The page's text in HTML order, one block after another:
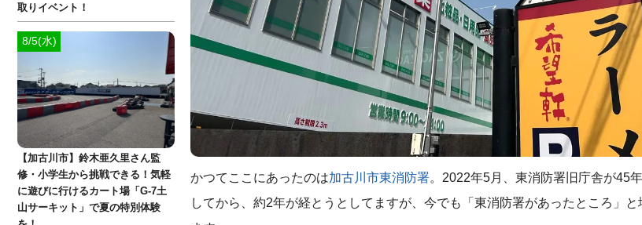
かつてここにあったのは加古川市東消防署。2022年5月、東消防署旧庁舎が45
してから、約2年が経とうとしてますが、今でも「東消防署があったところ」と
取りイベント！
8/5(水)
【加古川市】鈴木亜久里さん監
修・小学生から挑戦できる！気軽
に遊びに行けるカート場「G-7土
山サーキット」で夏の特別体験